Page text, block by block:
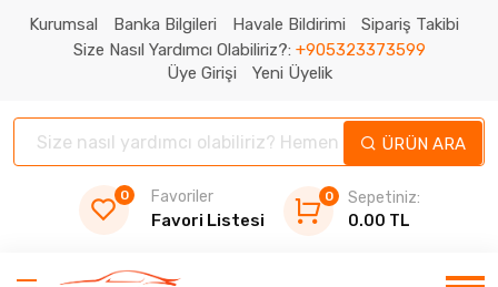
Kurumsal Banka Bilgileri Havale Bildirimi
Sipariş Takibi
Size Nasıl Yardımcı Olabiliriz?: +905323373599
Üye Girişi
Yeni Üyelik
ÜRÜN ARA
0 Favoriler
Favori Listesi
0
Sepetiniz:
0.00 TL